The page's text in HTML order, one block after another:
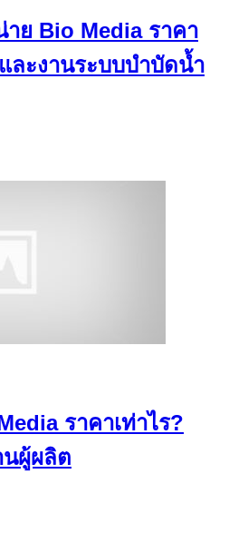
าย Bio Media ราคา
ละงานระบบบำบัดน้ำ
ราคาเท่าไร?
นผู้ผลิต